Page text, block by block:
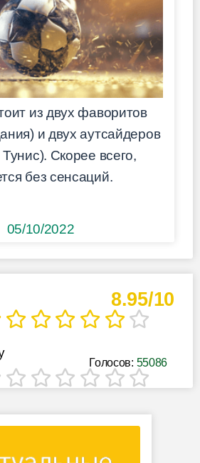
из двух фаворитов
и двух аутсайдеров
Скорее всего,
без сенсаций.
05/10/2022
8.95/10
Голосов: 55086